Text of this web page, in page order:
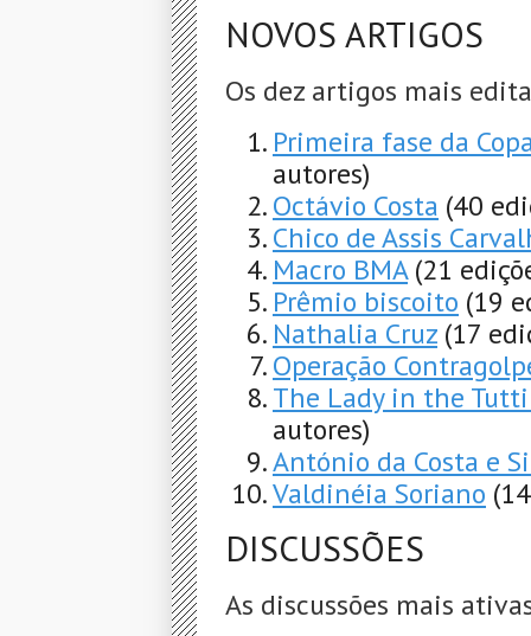
NOVOS ARTIGOS
Os dez artigos mais
Primeira fase da
autores)
Octávio Costa (40
Chico de Assis
Macro BMA (21
Prêmio biscoito (19
Nathalia Cruz (17
Operação
The Lady in the
autores)
António da Costa e
Valdinéia Soriano
DISCUSSÕES
As discussões mais